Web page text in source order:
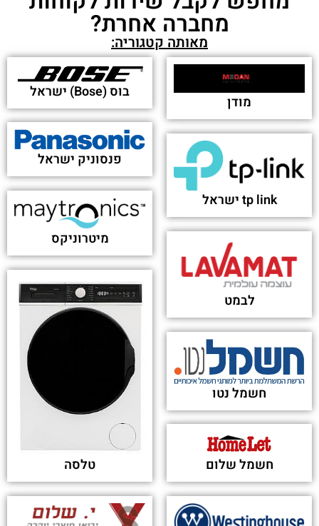
מחברה אחרת?
מאותה קטגוריה:
מודן
בוס (Bose) ישראל
פנסוניק ישראל
tp link ישראל
מיטרוניקס
לבמט
טלסה
חשמל נטו
חשמל שלום